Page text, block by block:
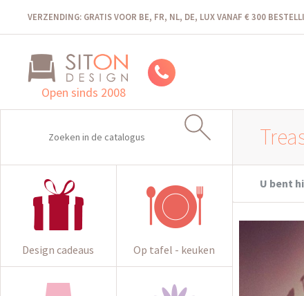
VERZENDING: GRATIS VOOR BE, FR, NL, DE, LUX VANAF € 300
Open sinds 2008
Design cadeaus Op tafel - keuken
U bent